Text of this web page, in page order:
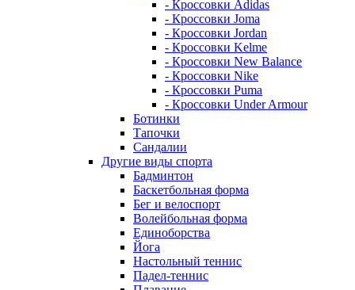
- Кроссовки Adidas
- Кроссовки Joma
- Кроссовки Jordan
- Кроссовки Kelme
- Кроссовки New Balance
- Кроссовки Nike
- Кроссовки Puma
- Кроссовки Under Armour
Ботинки
Тапочки
Сандалии
Другие виды спорта
Бадминтон
Баскетбольная форма
Бег и велоспорт
Волейбольная форма
Единоборства
Йога
Настольный теннис
Падел-теннис